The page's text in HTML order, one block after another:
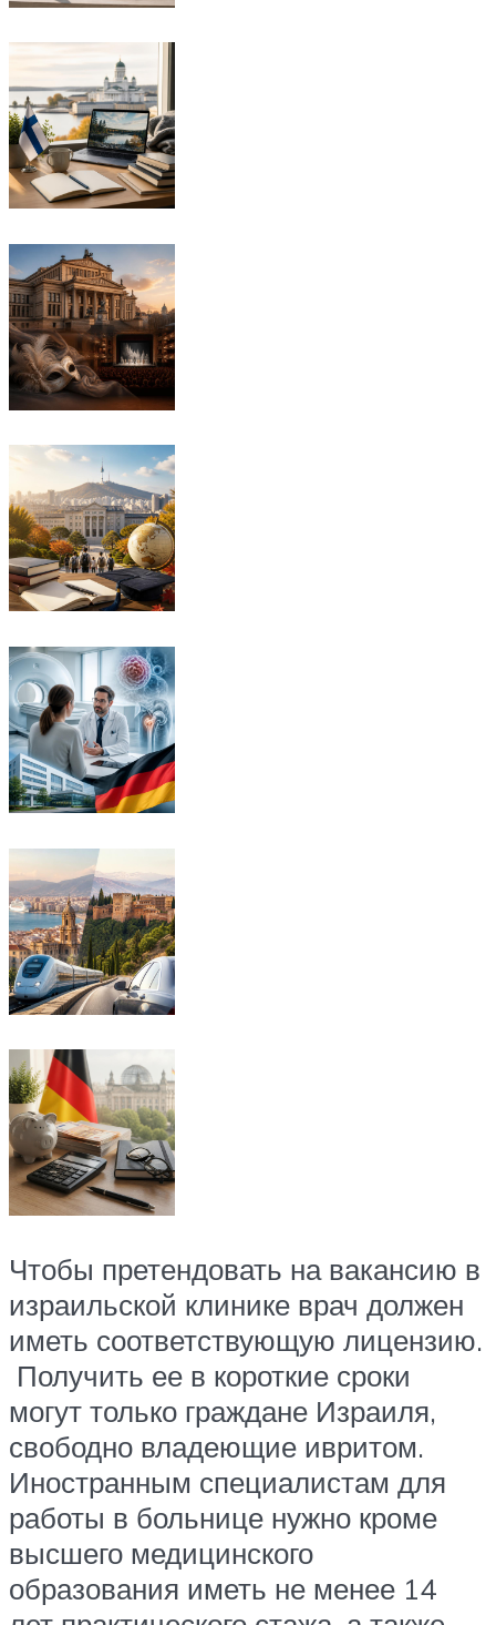
Чтобы претендовать на вакансию в
израильской клинике врач должен
иметь соответствующую лицензию.
Получить ее в короткие сроки
могут только граждане Израиля,
свободно владеющие ивритом.
Иностранным специалистам для
работы в больнице нужно кроме
высшего медицинского
образования иметь не менее 14